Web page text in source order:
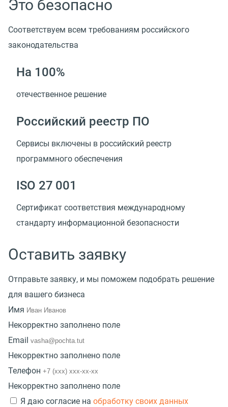
Это безопасно
Соответствуем всем требованиям российского
законодательства
На 100%
отечественное решение
Российский реестр ПО
Сервисы включены в российский реестр
программного обеспечения
ISO 27 001
Сертификат соответствия международному
стандарту информационной безопасности
Оставить заявку
Отправьте заявку, и мы поможем подобрать решение
для вашего бизнеса
Имя
Некорректно заполнено поле
Email
Некорректно заполнено поле
Телефон
Некорректно заполнено поле
Я даю согласие на обработку своих данных